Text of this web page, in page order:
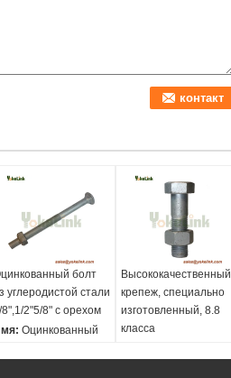
болт
углеродистой стали
2"5/8" с орехом
Оцинкованный
Высококачественный
крепеж, специально
изготовленный, 8.8
класса